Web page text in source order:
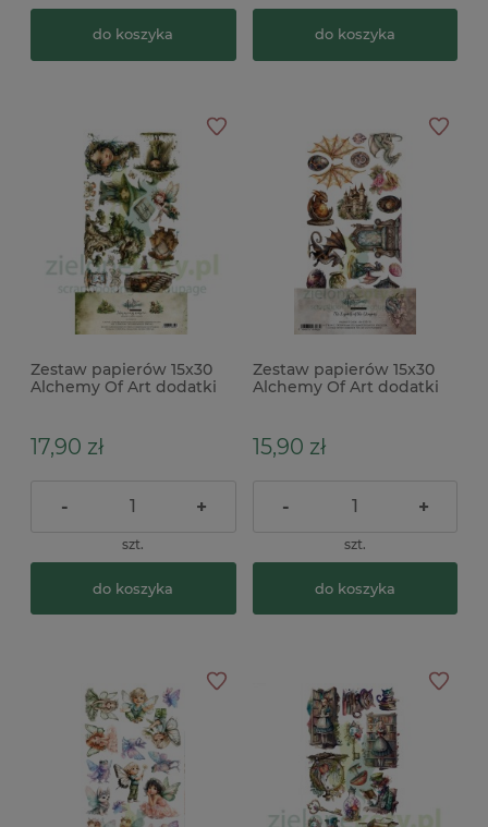
do koszyka do koszyka
Zestaw papierów 15x30
Alchemy Of Art dodatki
17,90 zł
- +
szt.
do koszyka
Zestaw papierów 15x30
Alchemy Of Art dodatki
Legendy Smoków
15,90 zł
- +
szt.
do koszyka